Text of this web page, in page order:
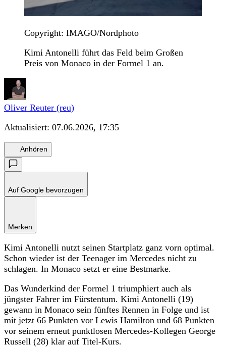
Copyright: IMAGO/Nordphoto
Kimi Antonelli führt das Feld beim Großen
Preis von Monaco in der Formel 1 an.
Oliver Reuter (reu)
Aktualisiert: 07.06.2026, 17:35
Anhören
Auf Google bevorzugen
Merken
Kimi Antonelli nutzt seinen Startplatz ganz vorn optimal.
Schon wieder ist der Teenager im Mercedes nicht zu
schlagen. In Monaco setzt er eine Bestmarke.
Das Wunderkind der Formel 1 triumphiert auch als
jüngster Fahrer im Fürstentum. Kimi Antonelli (19)
gewann in Monaco sein fünftes Rennen in Folge und ist
mit jetzt 66 Punkten vor Lewis Hamilton und 68 Punkten
vor seinem erneut punktlosen Mercedes-Kollegen George
Russell (28) klar auf Titel-Kurs.